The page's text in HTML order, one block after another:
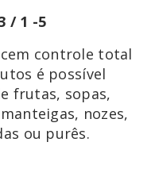
/ 1 -5
controle total
é possível
frutas, sopas,
nozes,
ou purês.